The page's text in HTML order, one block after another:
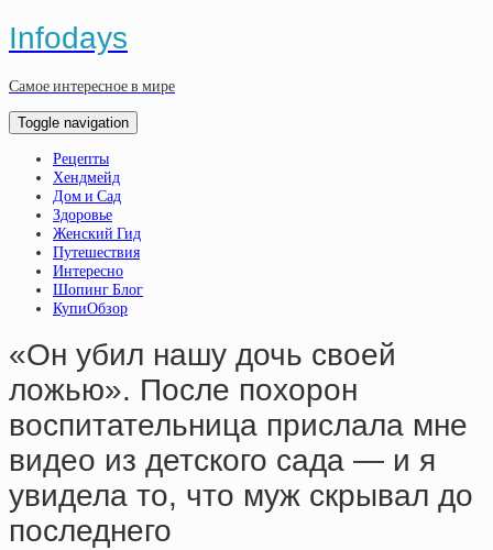
Infodays
Самое интересное в мире
Toggle navigation
Рецепты
Хендмейд
Дом и Сад
Здоровье
Женский Гид
Путешествия
Интересно
Шопинг Блог
КупиОбзор
«Он убил нашу дочь своей
ложью». После похорон
воспитательница прислала мне
видео из детского сада — и я
увидела то, что муж скрывал до
последнего